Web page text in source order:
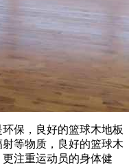
保，良好的篮球木地板
等物质，良好的篮球木
注重运动员的身体健